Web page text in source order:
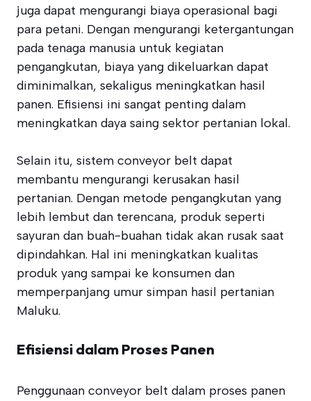
juga dapat mengurangi biaya operasional bagi
para petani. Dengan mengurangi ketergantungan
pada tenaga manusia untuk kegiatan
pengangkutan, biaya yang dikeluarkan dapat
diminimalkan, sekaligus meningkatkan hasil
panen. Efisiensi ini sangat penting dalam
meningkatkan daya saing sektor pertanian lokal.
Selain itu, sistem conveyor belt dapat
membantu mengurangi kerusakan hasil
pertanian. Dengan metode pengangkutan yang
lebih lembut dan terencana, produk seperti
sayuran dan buah-buahan tidak akan rusak saat
dipindahkan. Hal ini meningkatkan kualitas
produk yang sampai ke konsumen dan
memperpanjang umur simpan hasil pertanian
Maluku.
Efisiensi dalam Proses Panen
Penggunaan conveyor belt dalam proses panen